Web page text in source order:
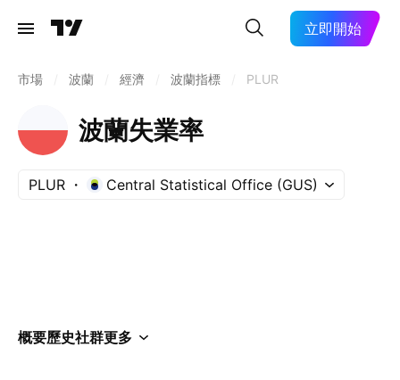
立即開始
市場 波蘭 經濟 波蘭指標 PLUR
波蘭失業率
PLUR Central Statistical Office (GUS)
概要歷史社群更多